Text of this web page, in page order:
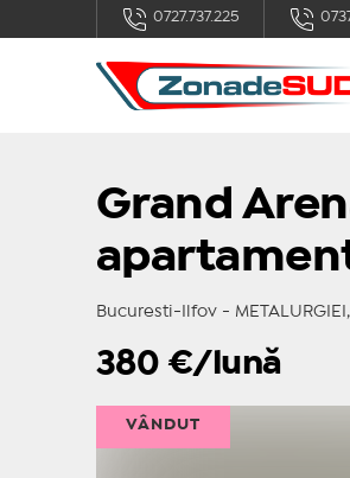
0727.737.225
Grand
Bucuresti-Ilfov -
380 €/lună
VÂNDUT